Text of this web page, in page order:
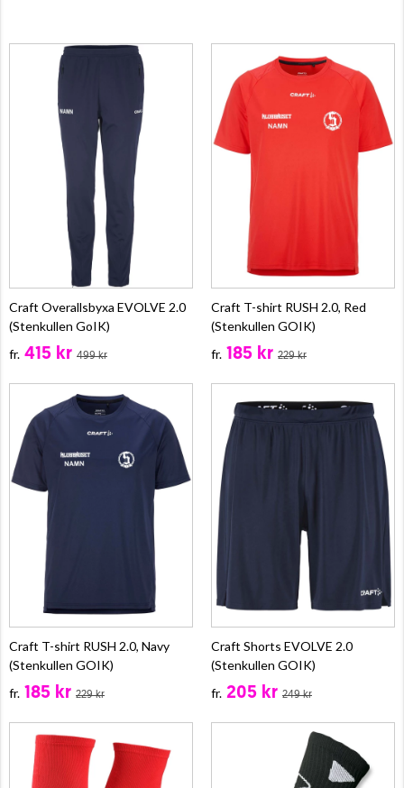
Craft Overallsbyxa EVOLVE 2.0
(Stenkullen GoIK)
fr. 415 kr 499 kr
Craft T-shirt RUSH 2.0, Red
(Stenkullen GOIK)
fr. 185 kr 229 kr
Craft T-shirt RUSH 2.0, Navy
(Stenkullen GOIK)
fr. 185 kr 229 kr
Craft Shorts EVOLVE 2.0
(Stenkullen GOIK)
fr. 205 kr 249 kr